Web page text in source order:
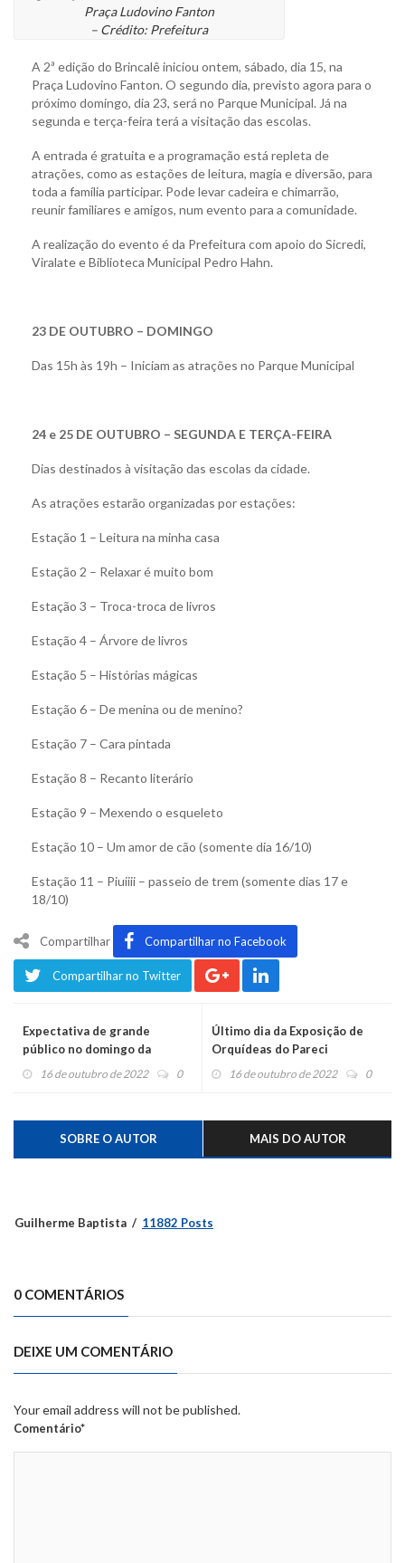
Praça Ludovino Fanton
– Crédito: Prefeitura
A 2ª edição do Brincalê iniciou ontem, sábado, dia 15, na
Praça Ludovino Fanton. O segundo dia, previsto agora para o
próximo domingo, dia 23, será no Parque Municipal. Já na
segunda e terça-feira terá a visitação das escolas.
A entrada é gratuita e a programação está repleta de
atrações, como as estações de leitura, magia e diversão, para
toda a família participar. Pode levar cadeira e chimarrão,
reunir familiares e amigos, num evento para a comunidade.
A realização do evento é da Prefeitura com apoio do Sicredi,
Viralate e Biblioteca Municipal Pedro Hahn.
23 DE OUTUBRO – DOMINGO
Das 15h às 19h – Iniciam as atrações no Parque Municipal
24 e 25 DE OUTUBRO – SEGUNDA E TERÇA-FEIRA
Dias destinados à visitação das escolas da cidade.
As atrações estarão organizadas por estações:
Estação 1 – Leitura na minha casa
Estação 2 – Relaxar é muito bom
Estação 3 – Troca-troca de livros
Estação 4 – Árvore de livros
Estação 5 – Histórias mágicas
Estação 6 – De menina ou de menino?
Estação 7 – Cara pintada
Estação 8 – Recanto literário
Estação 9 – Mexendo o esqueleto
Estação 10 – Um amor de cão (somente dia 16/10)
Estação 11 – Piuiiii – passeio de trem (somente dias 17 e
18/10)
Compartilhar Compartilhar no Facebook
Compartilhar no Twitter
Expectativa de grande
público no domingo da
Kerbfest
16 de outubro de 2022 0
Último dia da Exposição de
Orquídeas do Pareci
16 de outubro de 2022 0
SOBRE O AUTOR MAIS DO AUTOR
Guilherme Baptista 11882 Posts
0 COMENTÁRIOS
DEIXE UM COMENTÁRIO
Your email address will not be published.
Comentário*